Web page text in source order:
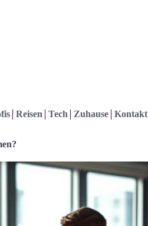
Reisen Tech Zuhause Kontakt